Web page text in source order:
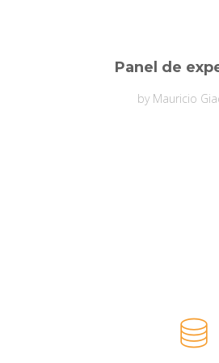
Panel de
by Mauricio